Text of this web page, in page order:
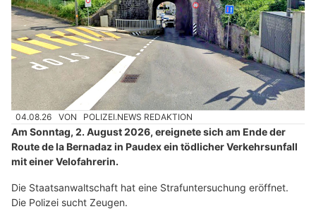
04.08.26 VON POLIZEI.NEWS REDAKTION
Am Sonntag, 2. August 2026, ereignete sich am Ende der
Route de la Bernadaz in Paudex ein tödlicher Verkehrsunfall
mit einer Velofahrerin.
Die Staatsanwaltschaft hat eine Strafuntersuchung eröffnet.
Die Polizei sucht Zeugen.